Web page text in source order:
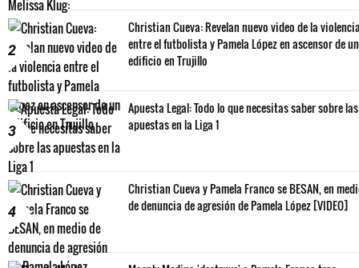
2
Christian Cueva: Revelan nuevo video de la
entre el futbolista y Pamela López en ascensor de un
edificio en Trujillo
3
Apuesta Legal: Todo lo que necesitas saber sobre las
apuestas en la Liga 1
4
Christian Cueva y Pamela Franco se BESAN, en
de denuncia de agresión de Pamela López [VIDEO]